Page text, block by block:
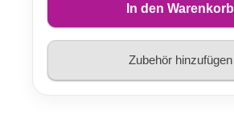
In den Warenkorb
Zubehör hinzufügen